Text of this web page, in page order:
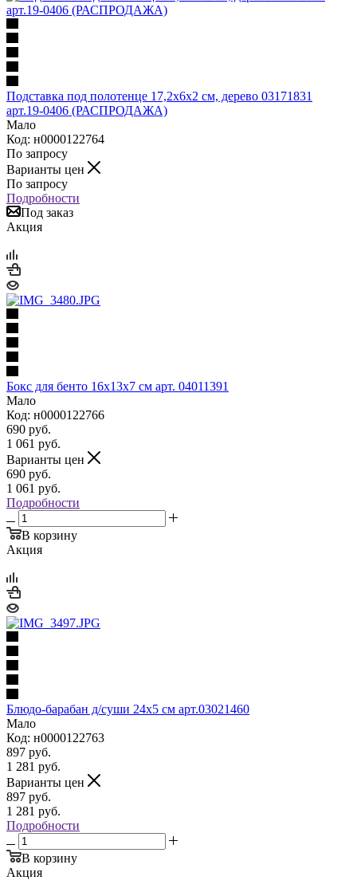
Подставка под полотенце 17,2х6х2 см, дерево 03171831
арт.19-0406 (РАСПРОДАЖА)
Мало
Код: н0000122764
По запросу
Варианты цен
По запросу
Подробности
Под заказ
Акция
Бокс для бенто 16х13х7 см арт. 04011391
Мало
Код: н0000122766
690 руб.
1 061 руб.
Варианты цен
690 руб.
1 061 руб.
Подробности
В корзину
Акция
Блюдо-барабан д/суши 24х5 см арт.03021460
Мало
Код: н0000122763
897 руб.
1 281 руб.
Варианты цен
897 руб.
1 281 руб.
Подробности
В корзину
Акция